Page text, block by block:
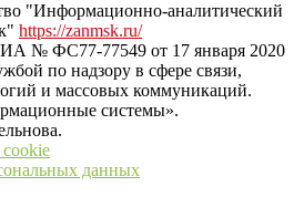
"Информационно-аналитический
https://zanmsk.ru/
№ ФС77-77549 от 17 января 2020
по надзору в сфере связи,
и массовых коммуникаций.
системы».
данных